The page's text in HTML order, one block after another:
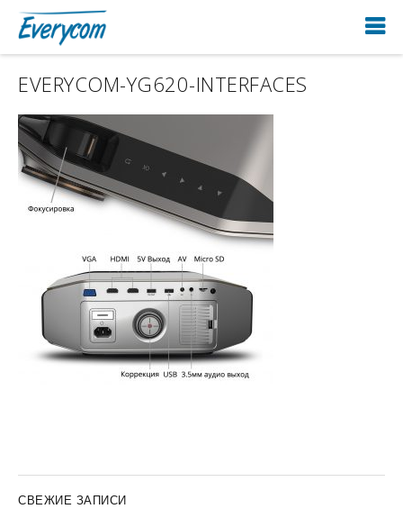
EVERYCOM-YG620-INTERFACES
СВЕЖИЕ ЗАПИСИ